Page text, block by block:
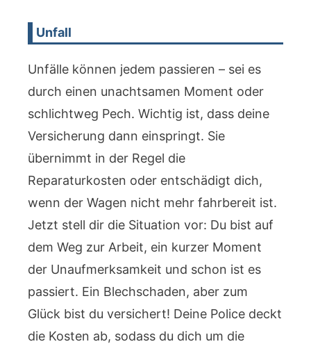
Unfall
Unfälle können jedem passieren – sei es
durch einen unachtsamen Moment oder
schlichtweg Pech. Wichtig ist, dass deine
Versicherung dann einspringt. Sie
übernimmt in der Regel die
Reparaturkosten oder entschädigt dich,
wenn der Wagen nicht mehr fahrbereit ist.
Jetzt stell dir die Situation vor: Du bist auf
dem Weg zur Arbeit, ein kurzer Moment
der Unaufmerksamkeit und schon ist es
passiert. Ein Blechschaden, aber zum
Glück bist du versichert! Deine Police deckt
die Kosten ab, sodass du dich um die